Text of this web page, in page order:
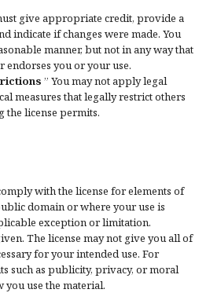
give appropriate credit, provide a
indicate if changes were made. You
manner, but not in any way that
endorses you or your use.
” You may not apply legal
measuresthat legally restrict others
the license permits.
with the license for elements of
domain or where your use is
exception or limitation.
The license may not give you all of
for your intended use. For
such as publicity, privacy, or moral
you use the material.